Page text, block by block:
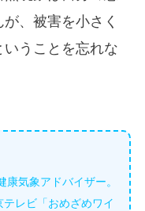
、被害を小さく
うことを忘れな
気象アドバイザー。
レビ「おめざめワイ